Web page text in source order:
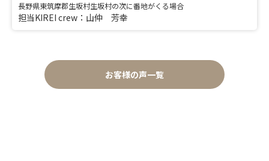
長野県東筑摩郡生坂村生坂村の次に番地がくる場合
担当KIREI crew：山仲 芳幸
お客様の声一覧